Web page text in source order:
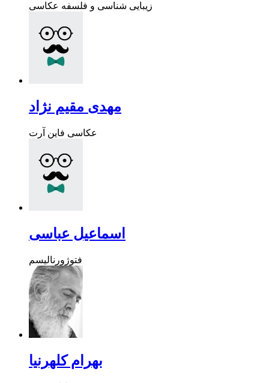
زیبایی شناسی و فلسفه عکاسی
مهدی مقیم نژاد
عکاسی فاین آرت
اسماعیل عباسی
فتوژورنالیسم
بهرام کلهرنیا